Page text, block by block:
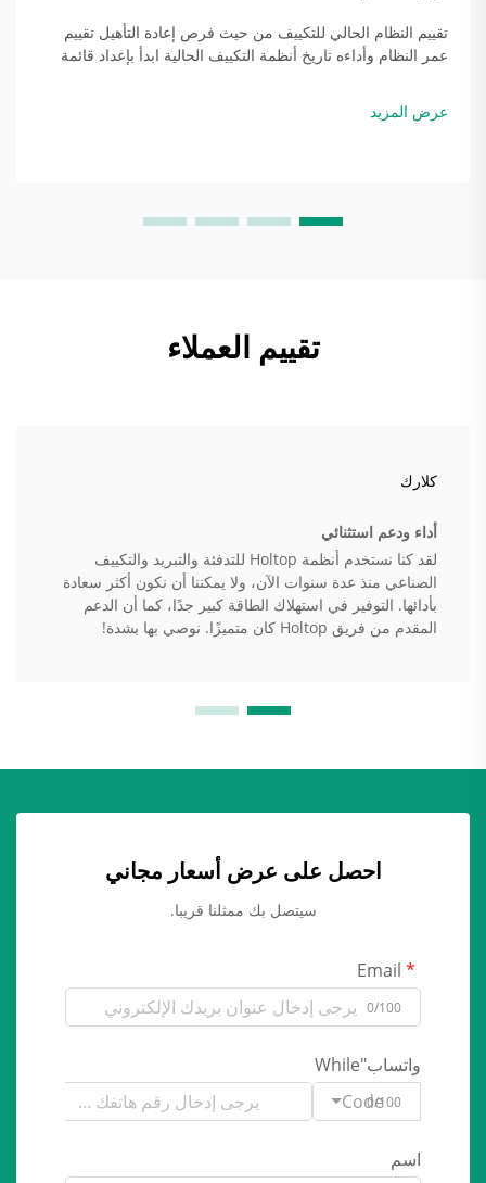
تقييم النظام الحالي للتكييف من حيث فرص إعادة التأهيل تقييم
عمر النظام وأداءه تاريخ أنظمة التكييف الحالية ابدأ بإعداد قائمة
وكل المعدات. الأنظمة الأقدم ...
عرض المزيد
تقييم العملاء
كلارك
أداء ودعم استثنائي
لقد كنا نستخدم أنظمة Holtop للتدفئة والتبريد والتكييف
الصناعي منذ عدة سنوات الآن، ولا يمكننا أن نكون أكثر سعادة
بأدائها. التوفير في استهلاك الطاقة كبير جدًا، كما أن الدعم
المقدم من فريق Holtop كان متميزًا. نوصي بها بشدة!
احصل على عرض أسعار مجاني
سيتصل بك ممثلنا قريبا.
0/100
واتساب"While
Code0/100
اسم